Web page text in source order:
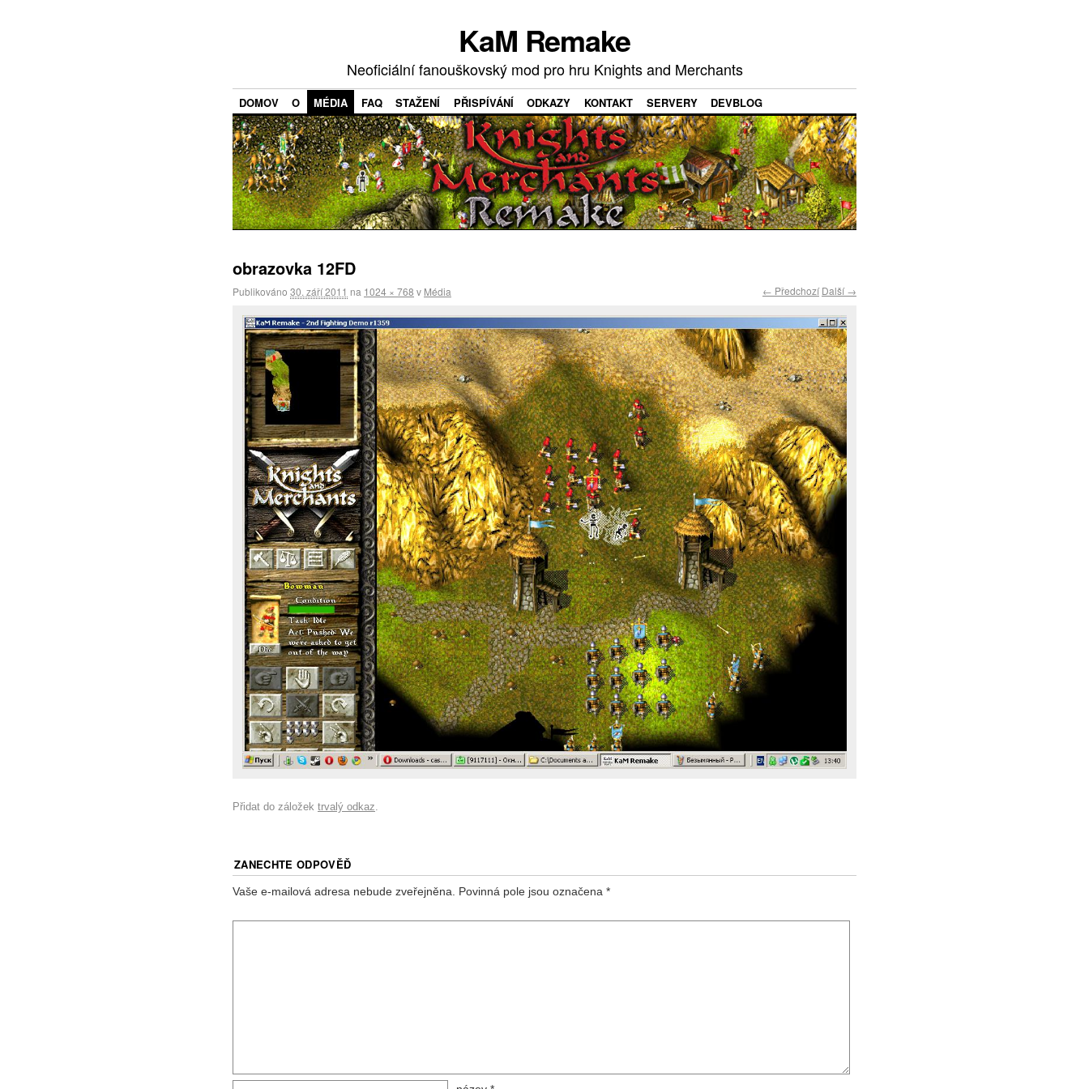
KaM Remake
Neoficiální fanouškovský mod pro hru Knights and Merchants
DOMOV O MÉDIA FAQ STAŽENÍ PŘISPÍVÁNÍ ODKAZY KONTAKT SERVERY DEVBLOG
obrazovka 12FD
Publikováno 30. září 2011 na 1024 × 768 v Média ← Předchozí Další →
Přidat do záložek trvalý odkaz
ZANECHTE ODPOVĚĎ
Vaše e-mailová adresa nebude zveřejněna. Povinná pole jsou označena *